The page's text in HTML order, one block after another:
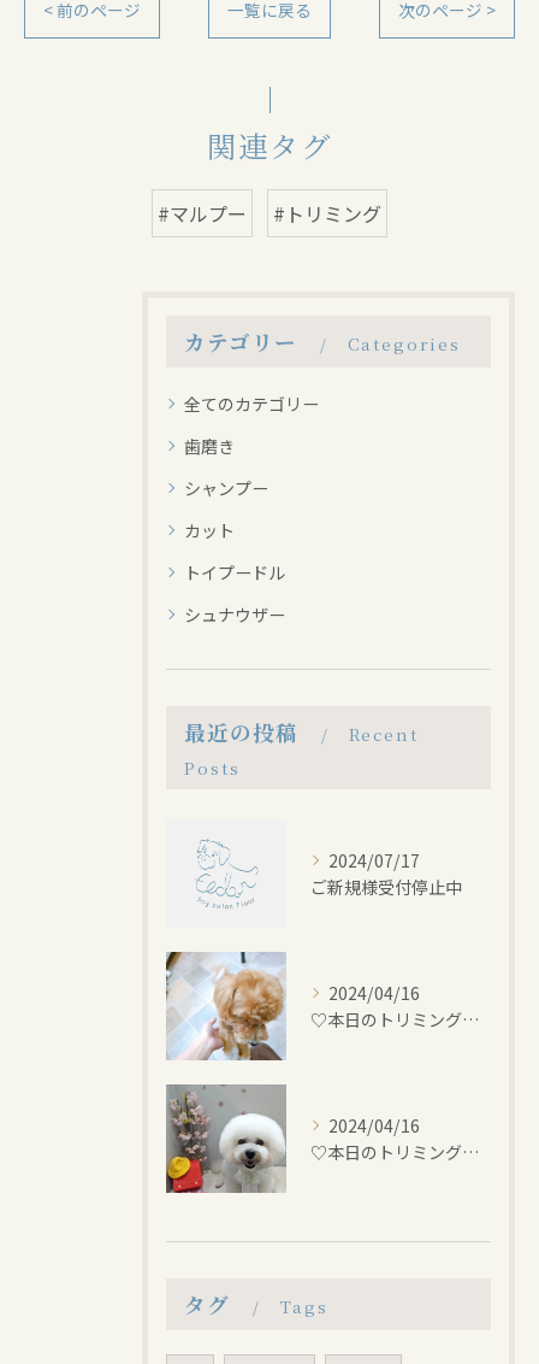
< 前のページ 一覧に戻る 次のページ >
関連タグ
#マルプー #トリミング
カテゴリー Categories
全てのカテゴリー
歯磨き
シャンプー
カット
トイプードル
シュナウザー
最近の投稿
Recent
Posts
2024/07/17
ご新規様受付停止中
2024/04/16
♡本日のトリミング♡⁠~岡崎トリミングサロン~
2024/04/16
♡本日のトリミング♡⁠~岡崎トリミングサロン~
タグ Tags